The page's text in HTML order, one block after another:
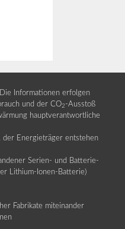
Informationen erfolgen
und der CO2 -Ausstoß
hauptverantwortliche
Energieträger entstehen
Serien- und Batterie-
Lithium-Ionen-Batterie)
Fabrikate miteinander